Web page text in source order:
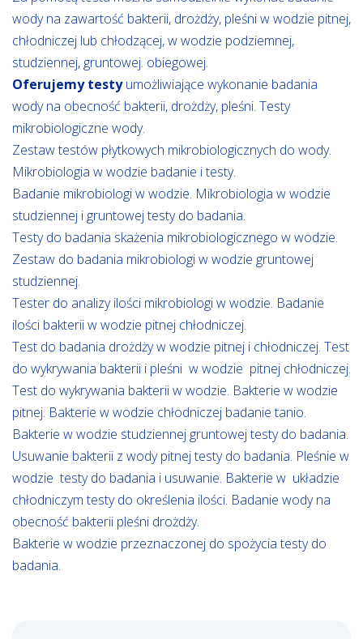
wody na zawartość bakterii, drożdży, pleśni w wodzie pitnej,
chłodniczej lub chłodzącej, w wodzie podziemnej,
studziennej, gruntowej. obiegowej.
Oferujemy testyumożliwiające wykonanie badania
wody na obecność bakterii, drożdży, pleśni. Testy
mikrobiologiczne wody.
Zestaw testów płytkowych mikrobiologicznych do wody.
Mikrobiologia w wodzie badanie i testy.
Badanie mikrobiologi w wodzie. Mikrobiologia w wodzie
studziennej i gruntowej testy do badania.
Testy do badania skażenia mikrobiologicznego w wodzie.
Zestaw do badania mikrobiologi w wodzie gruntowej
studziennej.
Tester do analizy ilości mikrobiologi w wodzie. Badanie
ilości bakterii w wodzie pitnej chłodniczej.
Test do badania drożdży w wodzie pitnej i chłodniczej. Test
do wykrywania bakterii i pleśni w wodzie pitnej chłodniczej.
Test do wykrywania bakterii w wodzie. Bakterie w wodzie
pitnej. Bakterie w wodzie chłodniczej badanie tanio.
Bakterie w wodzie studziennej gruntowej testy do badania.
Usuwanie bakterii z wody pitnej testy do badania. Pleśnie w
wodzie testy do badania i usuwanie. Bakterie w układzie
chłodniczym testy do określenia ilości. Badanie wody na
obecność bakterii pleśni drożdży.
Bakterie w wodzie przeznaczonej do spożycia testy do
badania.